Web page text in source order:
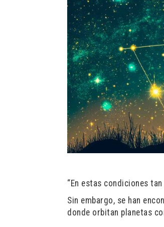
“En estas condiciones
Sin embargo, se han
donde orbitan planetas